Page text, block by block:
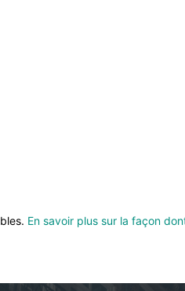
En savoir plus sur la façon